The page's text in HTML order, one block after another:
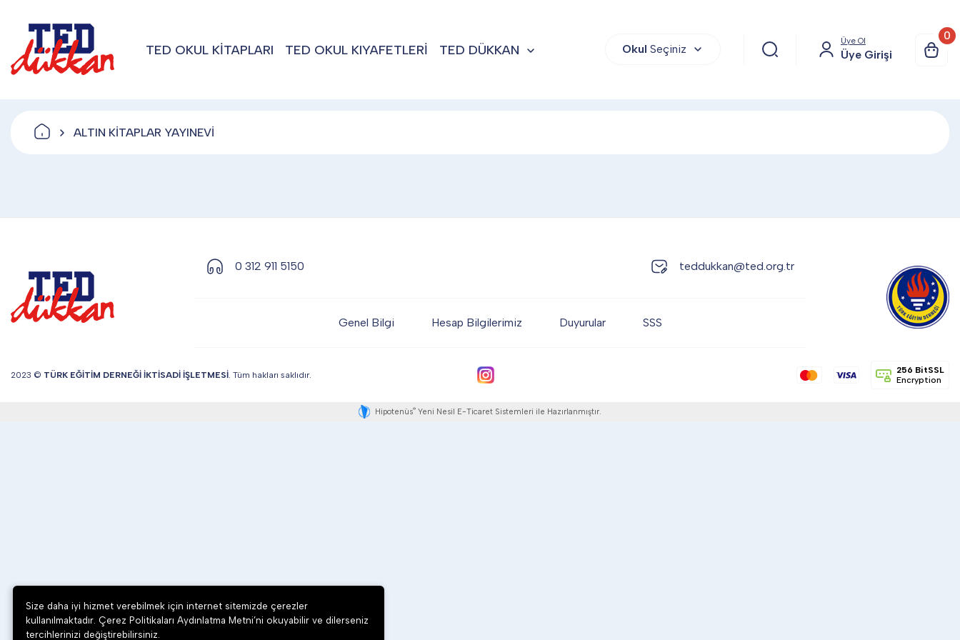
TED OKUL KİTAPLARI TED OKUL KIYAFETLERİ TED DÜKKAN Okul Seçiniz
Üye Ol
Üye Girişi
0
ALTIN KİTAPLAR YAYINEVİ
0 312 911 5150 teddukkan@ted.org.tr
Genel Bilgi Hesap Bilgilerimiz Duyurular SSS
2023 © TÜRK EĞİTİM DERNEĞİ İKTİSADİ İŞLETMESİ. Tüm hakları saklıdır.
256 BitSSL
Encryption
Hipotenüs® Yeni Nesil E-Ticaret Sistemleri ile Hazırlanmıştır.
Size daha iyi hizmet verebilmek için internet sitemizde çerezler
kullanılmaktadır. Çerez Politikaları Aydınlatma Metni’ni okuyabilir ve dilerseniz
tercihlerinizi değiştirebilirsiniz.